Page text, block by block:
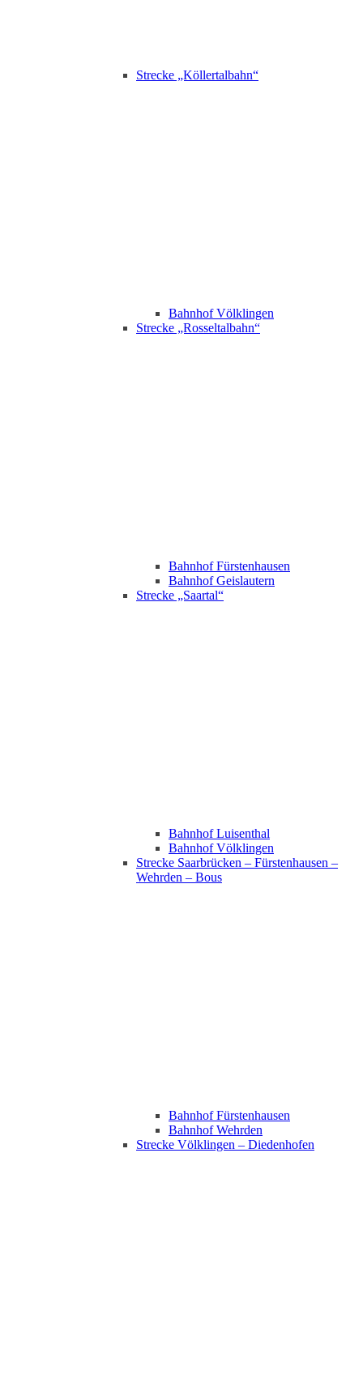
Strecke „Köllertalbahn“
Bahnhof Völklingen
Strecke „Rosseltalbahn“
Bahnhof Fürstenhausen
Bahnhof Geislautern
Strecke „Saartal“
Bahnhof Luisenthal
Bahnhof Völklingen
Strecke Saarbrücken – Fürstenhausen –
Wehrden – Bous
Bahnhof Fürstenhausen
Bahnhof Wehrden
Strecke Völklingen – Diedenhofen